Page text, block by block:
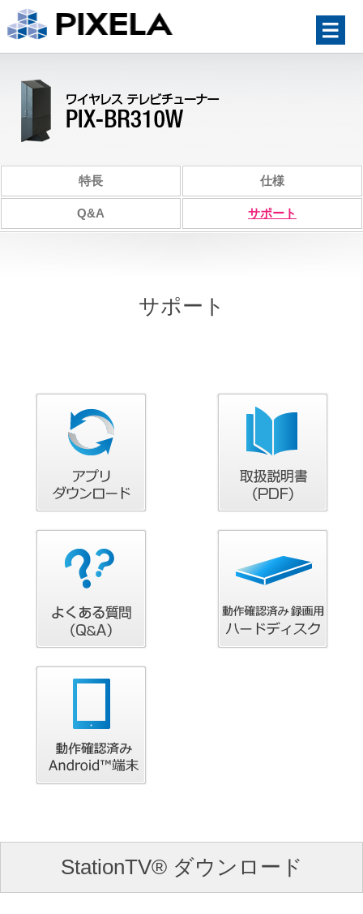
特長 仕様
Q&A サポート
サポート
StationTV® ダウンロード